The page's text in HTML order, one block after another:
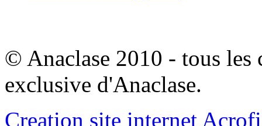
© Anaclase 2010 - tous les
exclusive d'Anaclase.
Creation site internet